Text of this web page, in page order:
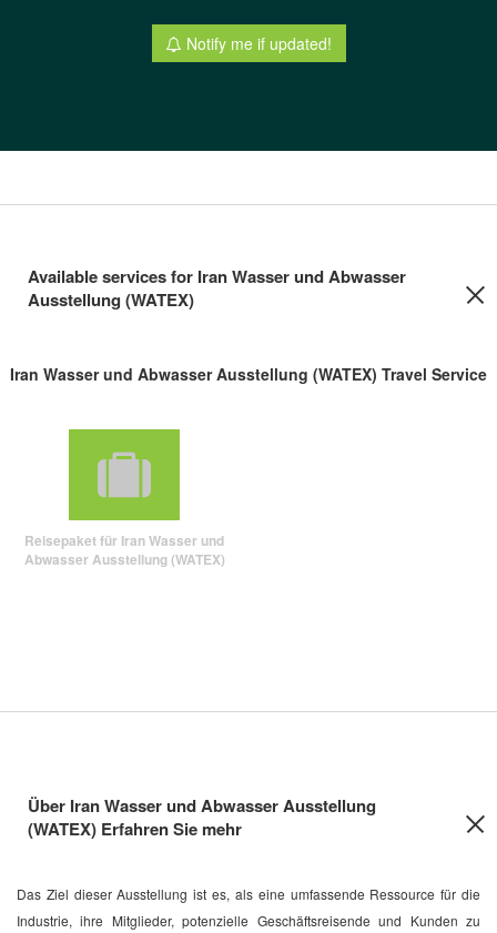
Notify me if updated!
Available services for Iran Wasser und Abwasser
Ausstellung (WATEX)
Iran Wasser und Abwasser Ausstellung (WATEX) Travel Service
Reisepaket für Iran Wasser und
Abwasser Ausstellung (WATEX)
Über Iran Wasser und Abwasser Ausstellung
(WATEX) Erfahren Sie mehr
Das Ziel dieser Ausstellung ist es, als eine umfassende Ressource für die
Industrie, ihre Mitglieder, potenzielle Geschäftsreisende und Kunden zu